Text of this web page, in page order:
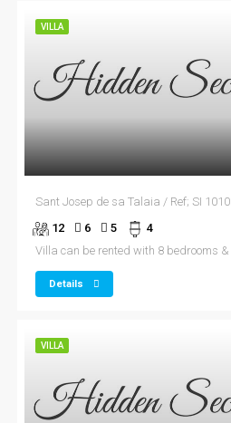
VILLA
Sant Josep de sa Talaia / Ref; SI 1010
12
6 5
4
Details
VILLA